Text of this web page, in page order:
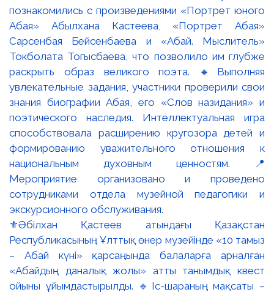
⚜️Әбілхан Қастеев атындағы Қазақстан
Республикасының Ұлттық өнер музейінде «10 тамыз
– Абай күні» қарсаңында балаларға арналған
«Абайдың даналық жолы» атты танымдық квест
ойыны ұйымдастырылды. 🔹Іс-шараның мақсаты –